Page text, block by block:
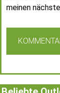
meinen